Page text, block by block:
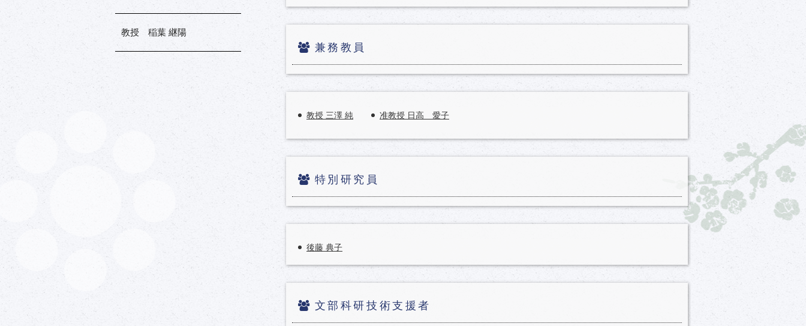
兼務教員
教授 三澤 純 准教授 日高 愛子
特別研究員
後藤 典子
文部科研技術支援者
教授 稲葉 継陽